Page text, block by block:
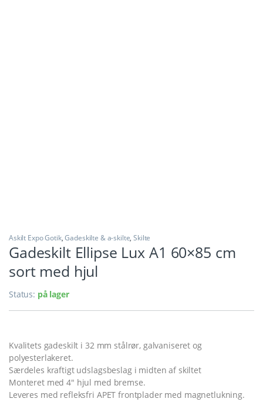
Askilt Expo Gotik,Gadeskilte & a-skilte,Skilte
Gadeskilt Ellipse Lux A1 60×85 cm
sort med hjul
Status: på lager
Kvalitets gadeskilt i 32 mm stålrør, galvaniseret og
polyesterlakeret.
Særdeles kraftigt udslagsbeslag i midten af skiltet
Monteret med 4″ hjul med bremse.
Leveres med refleksfri APET frontplader med magnetlukning.